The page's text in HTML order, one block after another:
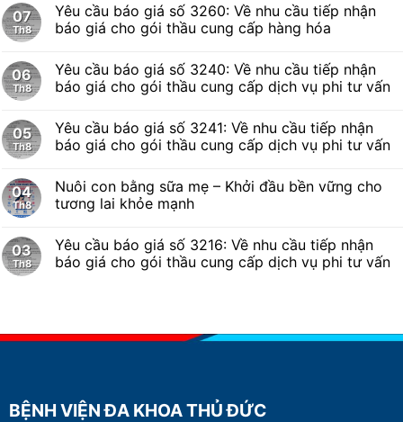
07
Th8
Yêu cầu báo giá số 3260: Về nhu cầu tiếp nhận
báo giá cho gói thầu cung cấp hàng hóa
06
Th8
Yêu cầu báo giá số 3240: Về nhu cầu tiếp nhận
báo giá cho gói thầu cung cấp dịch vụ phi tư vấn
05
Th8
Yêu cầu báo giá số 3241: Về nhu cầu tiếp nhận
báo giá cho gói thầu cung cấp dịch vụ phi tư vấn
04
Th8
Nuôi con bằng sữa mẹ – Khởi đầu bền vững cho
tương lai khỏe mạnh
03
Th8
Yêu cầu báo giá số 3216: Về nhu cầu tiếp nhận
báo giá cho gói thầu cung cấp dịch vụ phi tư vấn
BỆNH VIỆN ĐA KHOA THỦ ĐỨC